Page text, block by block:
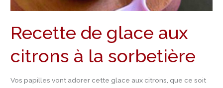
Recette de glace aux
citrons à la sorbetière
Vos papilles vont adorer cette glace aux citrons, que ce soit